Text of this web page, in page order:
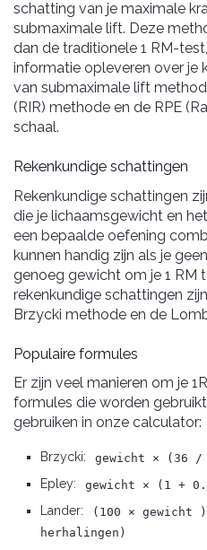
schatting van je maximale
submaximale lift. Deze
dan de traditionele 1 RM-
informatie opleveren over je
van submaximale lift
(RIR) methode en de RPE
schaal.
Rekenkundige schattingen
Rekenkundige schattingen
die je lichaamsgewicht en
een bepaalde oefening
kunnen handig zijn als je
genoeg gewicht om je 1 RM
rekenkundige schattingen
Brzycki methode en de
Populaire formules
Er zijn veel manieren om je
formules die worden
gebruiken in onze calculator:
Brzycki: gewicht × (36
Epley: gewicht × (1 +
Lander:
(100 × gewicht
herhalingen)